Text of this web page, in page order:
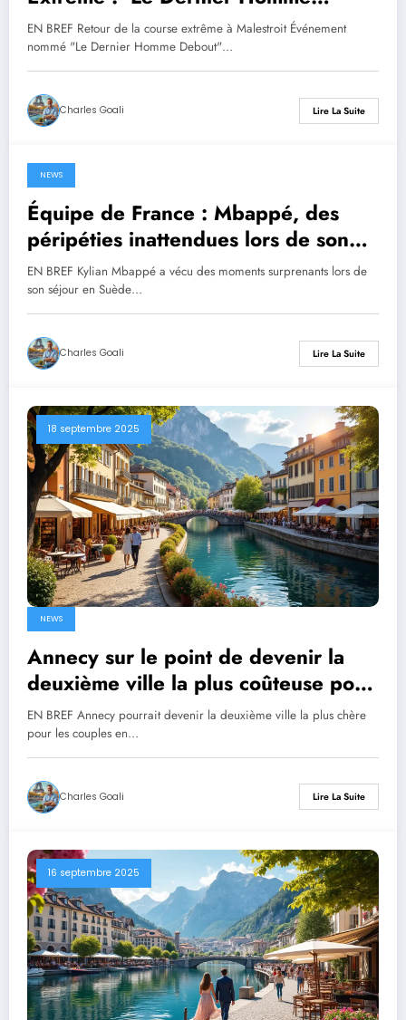
Debout’ Investit Malestroit
EN BREF Retour de la course extrême à Malestroit Événement
nommé "Le Dernier Homme Debout"…
Charles Goali Lire La Suite
22 septembre 2025
NEWS
Équipe de France : Mbappé, des
péripéties inattendues lors de son
séjour en Suède
EN BREF Kylian Mbappé a vécu des moments surprenants lors de
son séjour en Suède…
Charles Goali Lire La Suite
18 septembre 2025
NEWS
Annecy sur le point de devenir la
deuxième ville la plus coûteuse pour
les couples en 2025 en France
EN BREF Annecy pourrait devenir la deuxième ville la plus chère
pour les couples en…
Charles Goali Lire La Suite
16 septembre 2025